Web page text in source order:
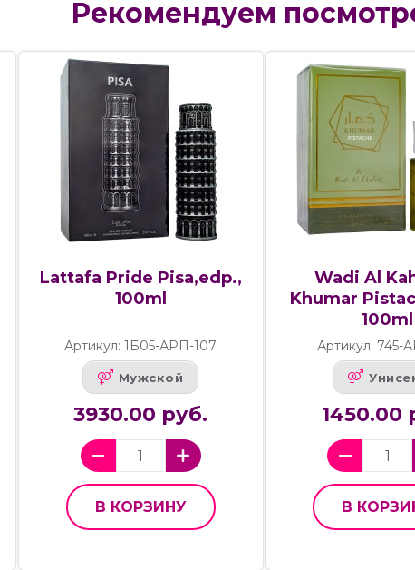
Рекомендуем
Lattafa Pride Pisa,edp.,
100ml
Артикул: 1Б05-АРП-107
Мужской
3930.00 руб.
В КОРЗИНУ
Wadi Al
Khumar
100ml
Артикул: 745-
1450.00
В